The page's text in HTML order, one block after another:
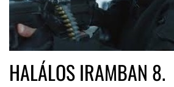
HALÁLOS IRAMBAN 8.